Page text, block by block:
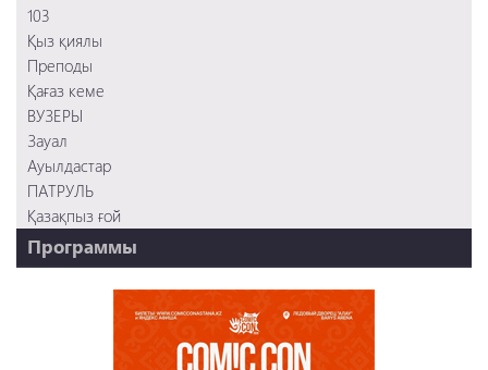
103
Қыз қиялы
Преподы
Қағаз кеме
ВУЗЕРЫ
Зауал
Ауылдастар
ПАТРУЛЬ
Қазақпыз ғой
Программы